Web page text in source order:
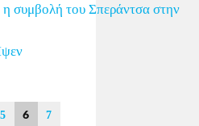
συμβολή του Σπεράντσα στην
5 6 7